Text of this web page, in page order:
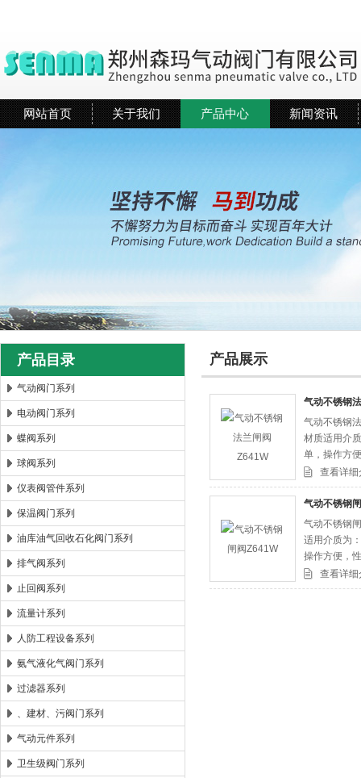
郑州森玛自控阀门有限公司
网站首页 关于我们 产品中心 新闻资讯
产品目录
气动阀门系列
电动阀门系列
蝶阀系列
球阀系列
仪表阀管件系列
保温阀门系列
油库油气回收石化阀门系列
排气阀系列
止回阀系列
流量计系列
人防工程设备系列
氨气液化气阀门系列
过滤器系列
、建材、污阀门系列
气动元件系列
卫生级阀门系列
产品展示
气动不锈钢
气动不锈钢
材质适用介
单，操作方
查看详细
气动不锈钢
气动不锈钢
适用介质为
操作方便，
查看详细